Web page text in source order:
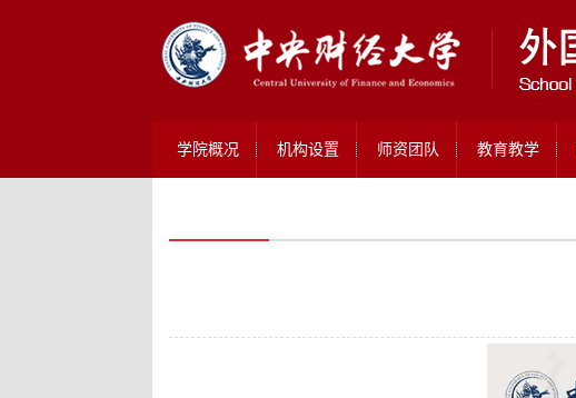
学院概况 机构设置 师资团队 教育教学